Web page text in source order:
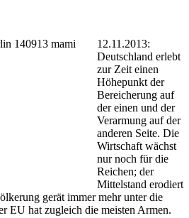
12.11.2013:
Deutschland erlebt
zur Zeit einen
Höhepunkt der
Bereicherung auf
der einen und der
Verarmung auf der
anderen Seite. Die
Wirtschaft wächst
nur noch für die
Reichen; der
Mittelstand erodiert
gerät immer mehr unter die
EU hat zugleich die meisten Armen.